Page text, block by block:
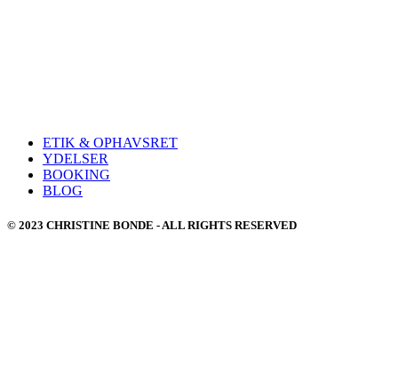
ETIK & OPHAVSRET
YDELSER
BOOKING
BLOG
© 2023 CHRISTINE BONDE - ALL RIGHTS RESERVED